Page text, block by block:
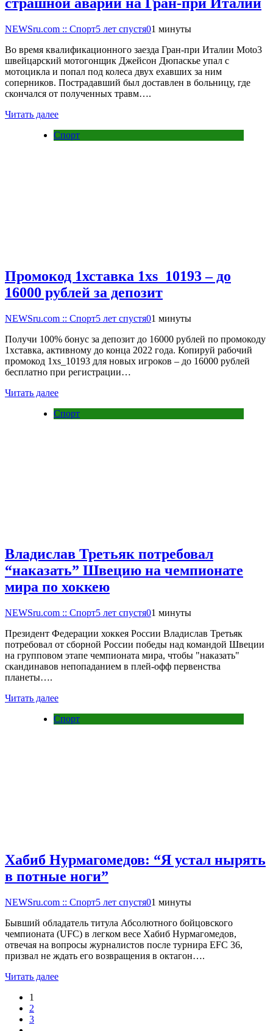
NEWSru.com :: Спорт5 лет спустя01 минуты
Во время квалификационного заезда Гран-при Италии Moto3
швейцарский мотогонщик Джейсон Дюпаскье упал с
мотоцикла и попал под колеса двух ехавших за ним
соперников. Пострадавший был доставлен в больницу, где
скончался от полученных травм….
Читать далее
Спорт
Промокод 1хставка 1xs_10193 – до
16000 рублей за депозит
NEWSru.com :: Спорт5 лет спустя01 минуты
Получи 100% бонус за депозит до 16000 рублей по промокоду
1хставка, активному до конца 2022 года. Копируй рабочий
промокод 1xs_10193 для новых игроков – до 16000 рублей
бесплатно при регистрации…
Читать далее
Спорт
Владислав Третьяк потребовал
“наказать” Швецию на чемпионате
мира по хоккею
NEWSru.com :: Спорт5 лет спустя01 минуты
Президент Федерации хоккея России Владислав Третьяк
потребовал от сборной России победы над командой Швеции
на групповом этапе чемпионата мира, чтобы "наказать"
скандинавов непопаданием в плей-офф первенства
планеты….
Читать далее
Спорт
Хабиб Нурмагомедов: “Я устал нырять
в потные ноги”
NEWSru.com :: Спорт5 лет спустя01 минуты
Бывший обладатель титула Абсолютного бойцовского
чемпионата (UFC) в легком весе Хабиб Нурмагомедов,
отвечая на вопросы журналистов после турнира EFC 36,
призвал не ждать его возвращения в октагон….
Читать далее
1
2
3